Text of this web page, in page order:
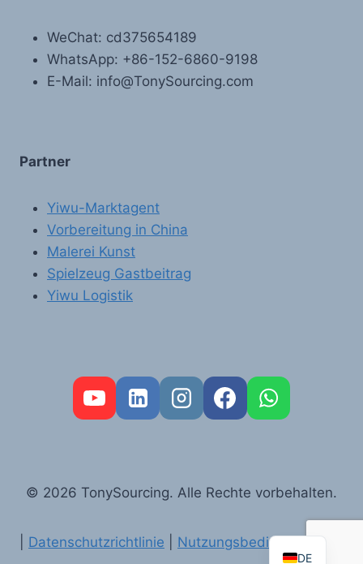
WeChat: cd375654189
WhatsApp: +86-152-6860-9198
E-Mail: info@TonySourcing.com
Partner
Yiwu-Marktagent
Vorbereitung in China
Malerei Kunst
Spielzeug Gastbeitrag
Yiwu Logistik
© 2026 TonySourcing. Alle Rechte vorbehalten.
Datenschutzrichtlinie Nutzungsbedingungen
DE